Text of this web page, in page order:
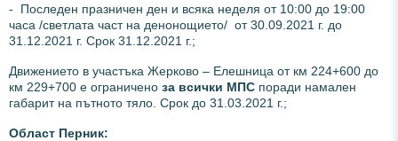
- Последен празничен ден и всяка неделя от 10:00 до 19:00
часа /светлата част на денонощието/ от 30.09.2021 г. до
31.12.2021 г. Срок 31.12.2021 г.;
Движението в участъка Жерково – Елешница от км 224+600 до
км 229+700 е ограничено за всички МПС поради намален
габарит на пътното тяло. Срок до 31.03.2021 г.;
Област Перник: